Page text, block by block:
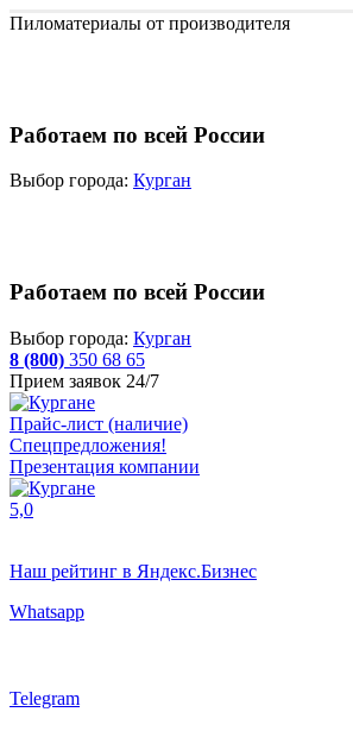
Пиломатериалы от производителя
Работаем по всей России
Выбор города: Курган
Работаем по всей России
Выбор города: Курган
8 (800) 350 68 65
Прием заявок 24/7
Прайс-лист (наличие)
Спецпредложения!
Презентация компании
5,0
Наш рейтинг в Яндекс.Бизнес
Whatsapp
Telegram